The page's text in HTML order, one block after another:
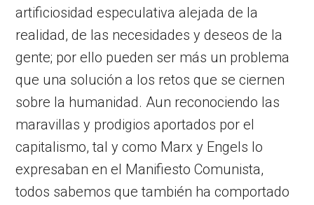
artificiosidad especulativa alejada de la
realidad, de las necesidades y deseos de la
gente; por ello pueden ser más un problema
que una solución a los retos que se ciernen
sobre la humanidad. Aun reconociendo las
maravillas y prodigios aportados por el
capitalismo, tal y como Marx y Engels lo
expresaban en el Manifiesto Comunista,
todos sabemos que también ha comportado